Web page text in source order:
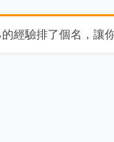
經驗排了個名，讓